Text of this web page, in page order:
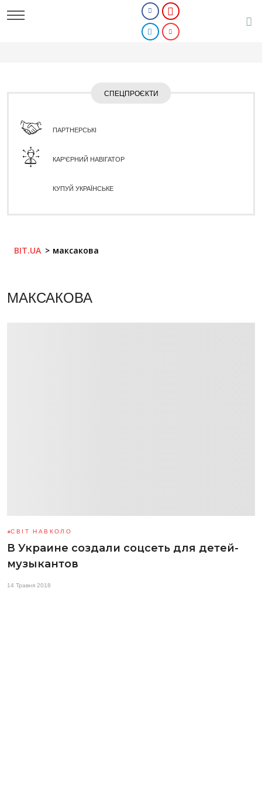
СПЕЦПРОЄКТИ
ПАРТНЕРСЬКІ
КАР'ЄРНИЙ НАВІГАТОР
КУПУЙ УКРАЇНСЬКЕ
BIT.UA максакова
МАКСАКОВА
СВІТ НАВКОЛО
В Украине создали соцсеть для детей-
музыкантов
14 Травня 2018